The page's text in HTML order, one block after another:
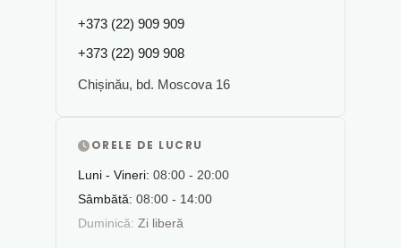
+373 (22) 909 909
+373 (22) 909 908
Chișinău, bd. Moscova 16
ORELE DE LUCRU
Luni - Vineri: 08:00 - 20:00
Sâmbătă: 08:00 - 14:00
Duminică: Zi liberă